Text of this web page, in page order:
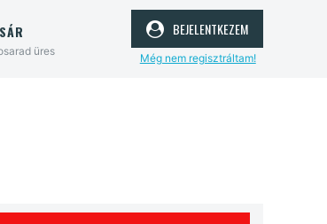
üres
bejelentkezem
Még nem regisztráltam!